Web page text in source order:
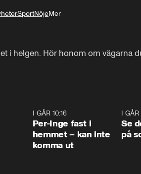
SportNöjeMer
i helgen. Hör honom om vägarna
I GÅR 10:16
Per-Inge fast i
hemmet – kan inte
komma ut
I
Se
på